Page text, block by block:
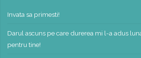
Invata sa primesti!
Darul ascuns pe care durerea mi l-a adus
pentru tine!